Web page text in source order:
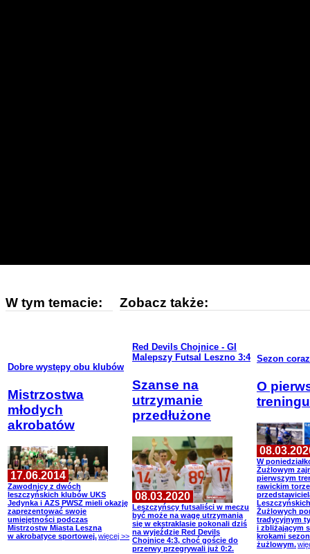
W tym temacie: Zobacz także:
Dobre występy obu klubów
Mistrzostwa
młodych
akrobatów
17.06.2014
Zawodnicy z dwóch
leszczyńskich klubów UKS
Jedynka i AZS PWSZ mieli okazję
zaprezentować swoje
umiejętności podczas
Mistrzostw Miasta Leszna
w akrobatyce sportowej.więcej >>
Red Devils Chojnice - GI
Malepszy Futsal Leszno 3:4
Szanse na
utrzymanie
przedłużone
08.03.2020
Leszczyńscy futsaliści w meczu
być może na wagę utrzymania
się w ekstraklasie pokonali dziś
na wyjeździe Red Devils
Chojnice 4:3, choć goście do
przerwy przegrywali już 0:2.
Sezon
O
W
Żużlowym
pierwszym
rawickim
Żużlowych
tradycyjnym
i zbliżającym
krokami
żużlowym.